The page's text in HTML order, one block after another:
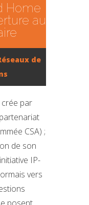
Home
au
de
crée par
CSA) ;
de son
IP-
vers